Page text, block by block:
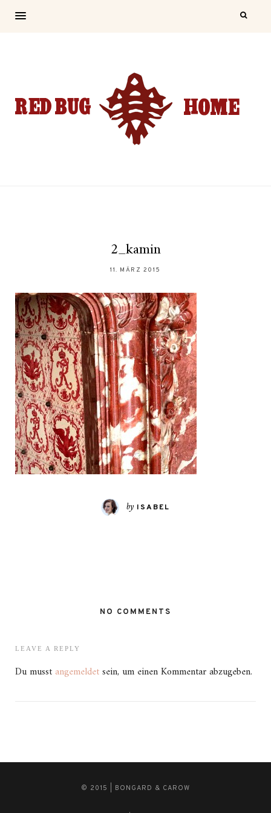
2_kamin
11. MÄRZ 2015
by ISABEL
NO COMMENTS
LEAVE A REPLY
Du musst angemeldetsein, um einen Kommentar abzugeben.
© 2015 | BONGARD & CAROW